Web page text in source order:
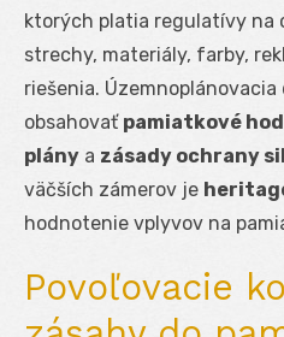
ktorých platia regulatívy na
strechy, materiály, farby,
riešenia.
obsahovať pamiatkové
plány a zásady ochrany
väčších zámerov je
hodnotenie vplyvov na
Povoľovacie